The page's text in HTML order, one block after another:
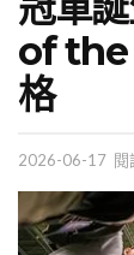
of the
格
2026-06-17 閱